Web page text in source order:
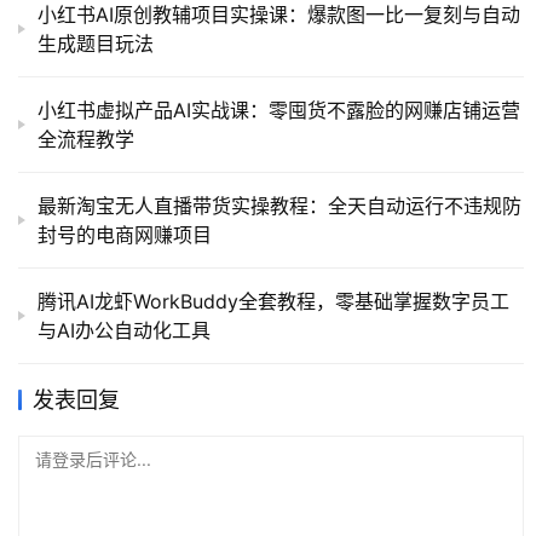
小红书AI原创教辅项目实操课：爆款图一比一复刻与自动
生成题目玩法
小红书虚拟产品AI实战课：零囤货不露脸的网赚店铺运营
全流程教学
最新淘宝无人直播带货实操教程：全天自动运行不违规防
封号的电商网赚项目
腾讯AI龙虾WorkBuddy全套教程，零基础掌握数字员工
与AI办公自动化工具
发表回复
请登录后评论...